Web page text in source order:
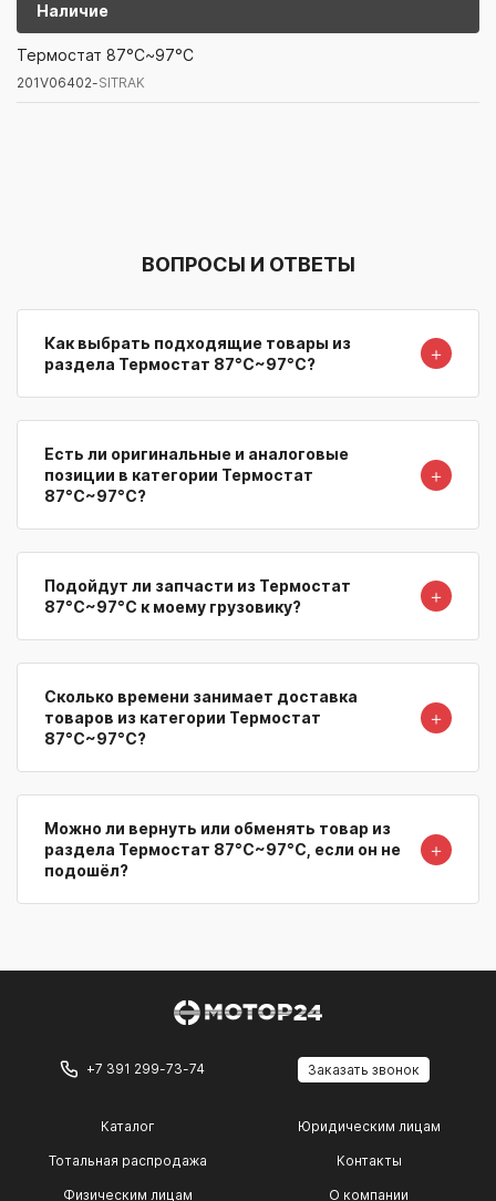
Наличие
Артикул/Бренд
201V06402-SITRAK
Термостат 87°C~97°C
201V06402-SITRAK
ВОПРОСЫ И ОТВЕТЫ
Как выбрать подходящие товары из
раздела Термостат 87°C~97°C?
＋
Есть ли оригинальные и аналоговые
позиции в категории Термостат
87°C~97°C?
＋
Подойдут ли запчасти из Термостат
87°C~97°C к моему грузовику?
＋
Сколько времени занимает доставка
товаров из категории Термостат
87°C~97°C?
＋
Можно ли вернуть или обменять товар из
раздела Термостат 87°C~97°C, если он не
подошёл?
＋
+7 391 299-73-74 Заказать звонок
Каталог
Тотальная распродажа
Физическим лицам
Юридическим лицам
Контакты
О компании